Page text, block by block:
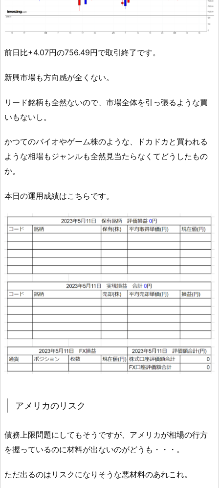
前日比+4.07円の756.49円で取引終了です。
新興市場も方向感が全くない。
リード銘柄も全然ないので、市場全体を引っ張るような買
いもないし。
かつてのバイオやゲーム株のような、ドカドカと買われる
ような相場もジャンルも全然見当たらなくてどうしたもの
か。
本日の運用成績はこちらです。
アメリカのリスク
債務上限問題にしてもそうですが、アメリカが相場の行方
を握っているのに材料が出ないのがどうも・・・。
ただ出るのはリスクになりそうな悪材料のあれこれ。